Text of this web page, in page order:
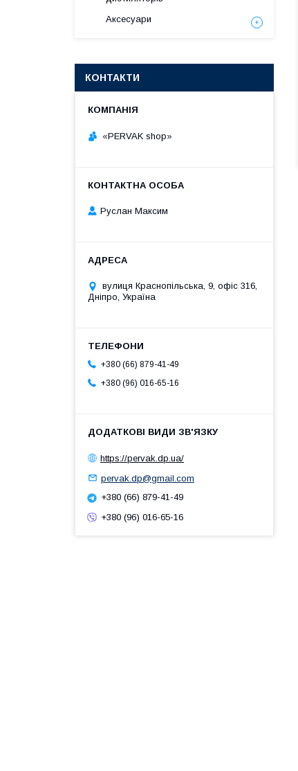
Аксесуари
КОНТАКТИ
«PERVAK shop»
Руслан Максим
вулиця Краснопільська, 9, офіс 316,
Дніпро, Україна
+380 (66) 879-41-49
+380 (96) 016-65-16
https://pervak.dp.ua/
pervak.dp@gmail.com
+380 (66) 879-41-49
+380 (96) 016-65-16